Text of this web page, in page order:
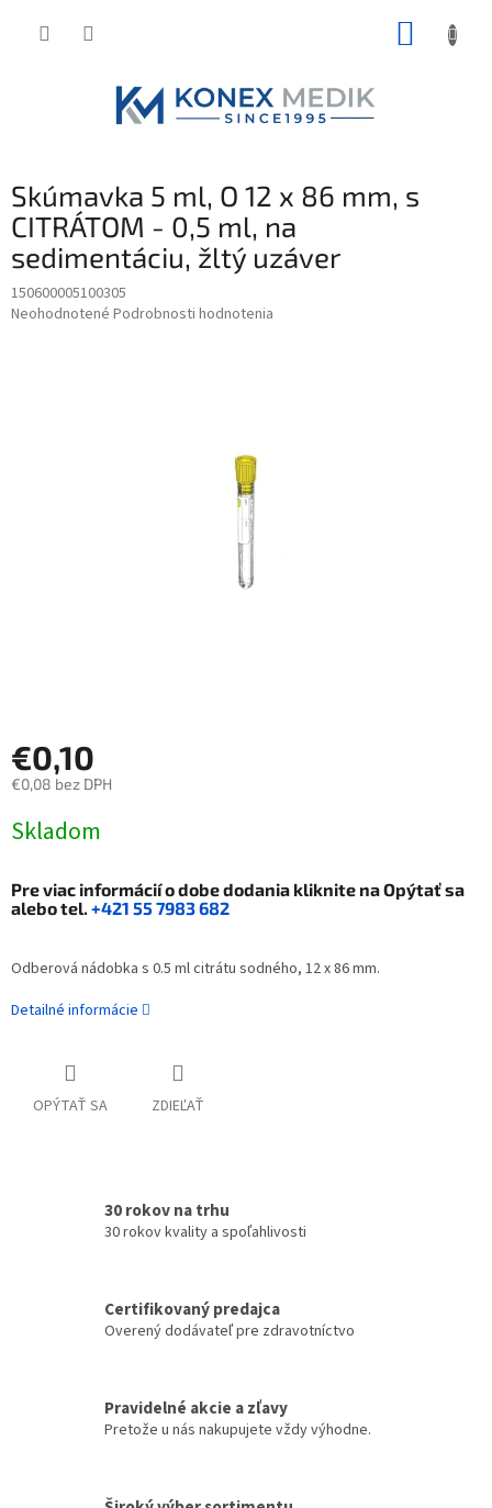
Skúmavka 5 ml, O 12 x 86 mm, s
CITRÁTOM - 0,5 ml, na
sedimentáciu, žltý uzáver
150600005100305
Priemerné
Neohodnotené Podrobnosti hodnotenia
€0,10
€0,08 bez DPH
cena:
Skladom
Pre viac informácií o dobe dodania kliknite naOpýtať sa
alebo tel. +421 55 7983 682
Odberová nádobka s 0.5 ml citrátu sodného, 12 x 86 mm.
Detailné informácie
OPÝTAŤ SA ZDIEĽAŤ
30 rokov na trhu
30 rokov kvality a spoľahlivosti
Certifikovaný predajca
Overený dodávateľ pre zdravotníctvo
Pravidelné akcie a zľavy
Pretože u nás nakupujete vždy výhodne.